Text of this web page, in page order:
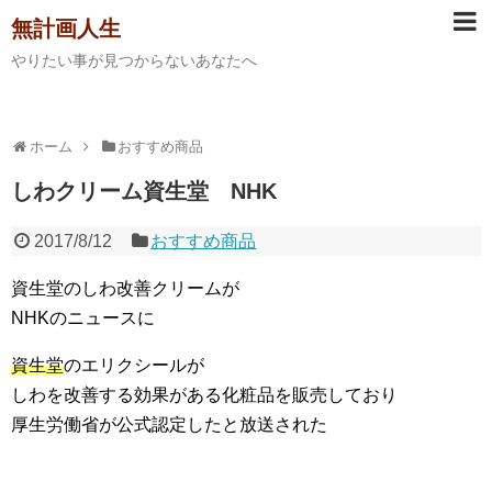
無計画人生
やりたい事が見つからないあなたへ
ホーム おすすめ商品
しわクリーム資生堂 NHK
2017/8/12 おすすめ商品
資生堂のしわ改善クリームが
NHKのニュースに
資生堂のエリクシールが
しわを改善する効果がある化粧品を販売しており
厚生労働省が公式認定したと放送された